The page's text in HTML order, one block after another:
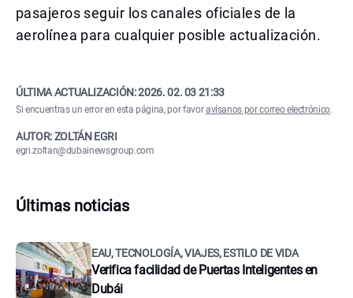
pasajeros seguir los canales oficiales de la
aerolínea para cualquier posible actualización.
ÚLTIMA ACTUALIZACIÓN:2026. 02. 03 21:33
Si encuentras un error en esta página, por favoravísanos por correo electrónico.
AUTOR: ZOLTÁN EGRI
egri.zoltan@dubainewsgroup.com
Últimas noticias
EAU, TECNOLOGÍA, VIAJES, ESTILO DE VIDA
Verifica facilidad de Puertas Inteligentes en
Dubái